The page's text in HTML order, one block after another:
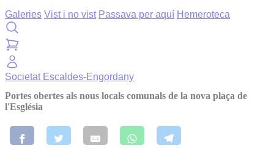
Galeries Vist i no vist Passava per aquí Hemeroteca
Societat Escaldes-Engordany
Portes obertes als nous locals comunals de la nova plaça de
l'Església